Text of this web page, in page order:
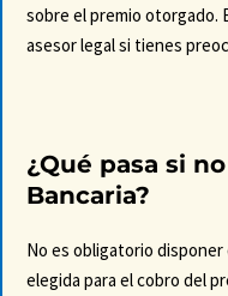
sobre el premio otorgado.
asesor legal si tienes
¿Qué pasa si
Bancaria?
No es obligatorio
elegida para el cobro del